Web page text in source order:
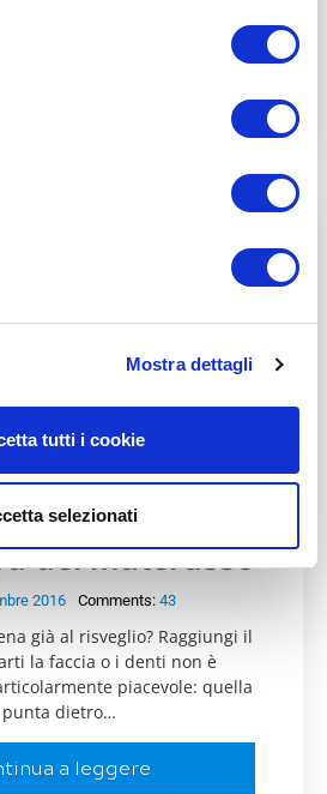
Mostra dettagli
tutti i cookie
selezionati
schiena al
non è (quasi
del materasso
2016 Comments: 43
già al risveglio? Raggiungi il
la faccia o i denti non è
piacevole: quella
punta dietro…
a leggere